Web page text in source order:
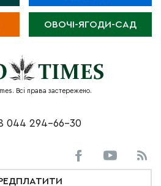
ОВОЧІ-ЯГОДИ-САД
Всі права застережено.
044 294-66-30